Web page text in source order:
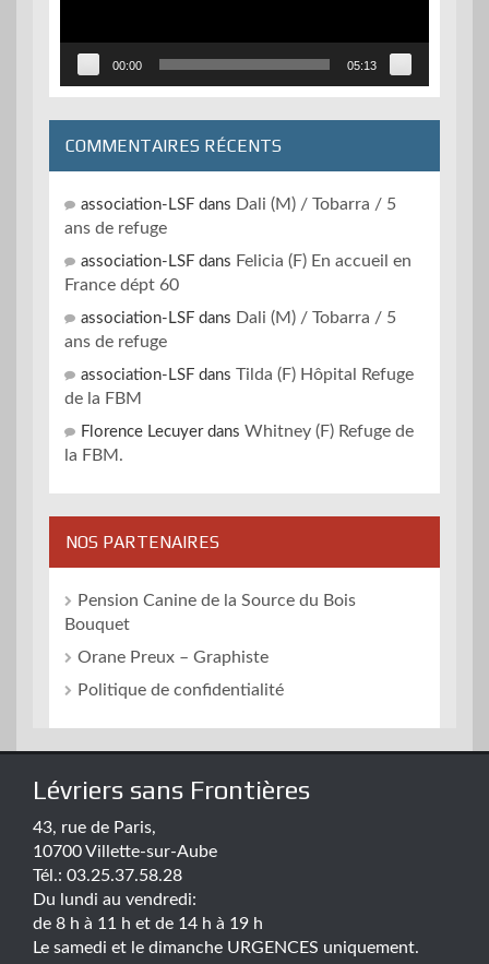
00:00 05:13
COMMENTAIRES RÉCENTS
association-LSF dans Dali (M) / Tobarra / 5
ans de refuge
association-LSF dans Felicia (F) En accueil en
France dépt 60
association-LSF dans Dali (M) / Tobarra / 5
ans de refuge
association-LSF dans Tilda (F) Hôpital Refuge
de la FBM
Florence Lecuyerdans Whitney (F) Refuge de
la FBM.
NOS PARTENAIRES
Pension Canine de la Source du Bois
Bouquet
Orane Preux – Graphiste
Politique de confidentialité
Lévriers sans Frontières
43, rue de Paris,
10700 Villette-sur-Aube
Tél.: 03.25.37.58.28
Du lundi au vendredi:
de 8 h à 11 h et de 14 h à 19 h
Le samedi et le dimanche URGENCES uniquement.